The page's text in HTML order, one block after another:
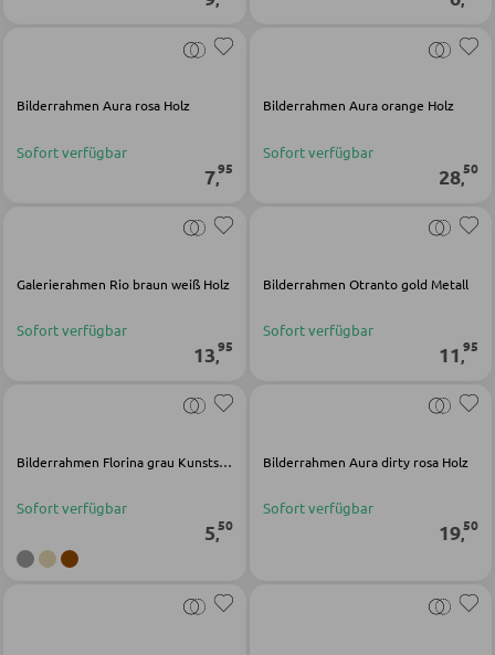
Matratzenzubehör
Lattenroste
KLEIDERSCHRÄNKE
Schwebetürenschränke
Drehtürenschränke
SPIEGEL
Schmink- und Kosmetikspiegel
Bilderrahmen Aura rosa Holz
Sofort verfügbar
7,95
Bilderrahmen Aura orange Holz
Sofort verfügbar
28,50
Galerierahmen Rio braun weiß Holz
Sofort verfügbar
13,95
Bilderrahmen Otranto gold Metall
Sofort verfügbar
11,95
Bilderrahmen Florina grau Kunststoff
Sofort verfügbar
5,50
Bilderrahmen Aura dirty rosa Holz
Sofort verfügbar
19,50